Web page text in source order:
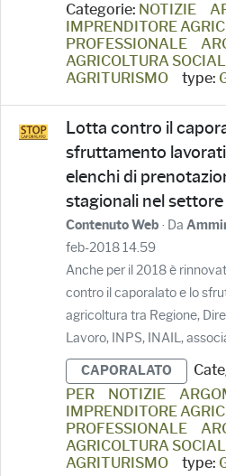
Categorie: NOTIZIE
IMPRENDITORE
PROFESSIONALE
AGRICOLTURA
AGRITURISMO
type:
Lotta contro il
sfruttamento
elenchi di
stagionali nel
Contenuto Web · Da
feb-2018 14.59
Anche per il 2018 è
contro il caporalato e lo
agricoltura tra Regione,
Lavoro, INPS, INAIL,
CAPORALATO
PER
NOTIZIE
IMPRENDITORE
PROFESSIONALE
AGRICOLTURA
AGRITURISMO
type: